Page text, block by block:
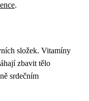
.
složek. Vitamíny
zbavit tělo
srdečním